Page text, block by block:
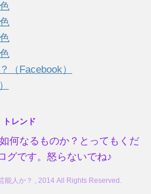
（Facebook）
トレンド
何なるものか？とってもくだ
グです。怒らないでね♪
能人か？ , 2014 All Rights Reserved.